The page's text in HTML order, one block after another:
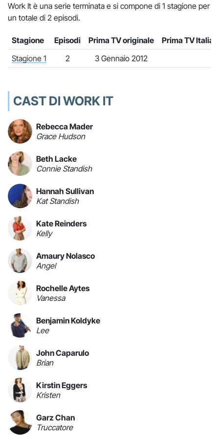
Work It è una serie terminata e si compone di 1 stagione per
un totale di 2 episodi.
Stagione Episodi Prima TV originale
Prima TV Italia
Stagione 1
2 3 Gennaio 2012
CAST DI WORK IT
Rebecca Mader
Grace Hudson
Beth Lacke
Connie Standish
Hannah Sullivan
Kat Standish
Kate Reinders
Kelly
Amaury Nolasco
Angel
Rochelle Aytes
Vanessa
Benjamin Koldyke
Lee
John Caparulo
Brian
Kirstin Eggers
Kristen
Garz Chan
Truccatore